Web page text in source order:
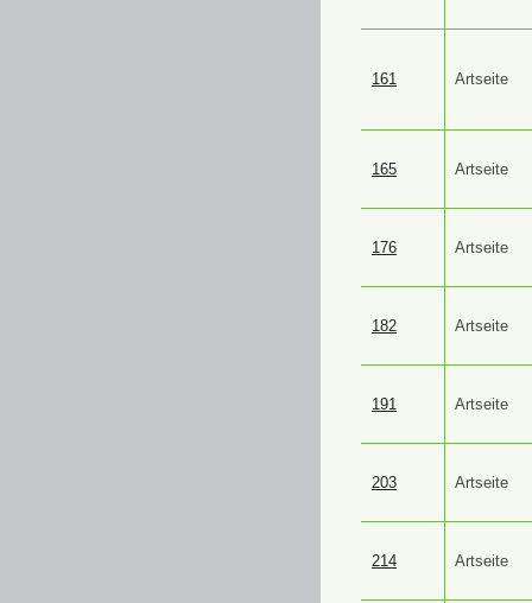
161 Artseite
165 Artseite
176 Artseite
182 Artseite
191 Artseite
203 Artseite
214 Artseite